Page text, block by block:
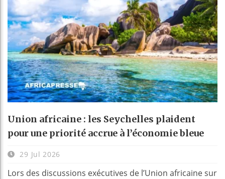
Union africaine : les Seychelles plaident
pour une priorité accrue à l’économie bleue
29 Jul 2026
Lors des discussions exécutives de l’Union africaine sur